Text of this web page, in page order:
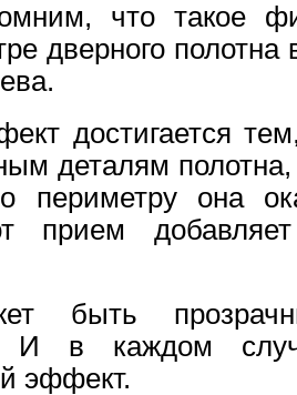
что такое
дверного
достигается
деталям
периметру она
прием
быть
И в каждом
эффект.